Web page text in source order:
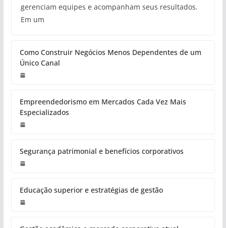
gerenciam equipes e acompanham seus resultados.
Em um
Como Construir Negócios Menos Dependentes de um
Único Canal
Empreendedorismo em Mercados Cada Vez Mais
Especializados
Segurança patrimonial e benefícios corporativos
Educação superior e estratégias de gestão